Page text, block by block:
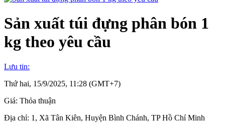
Sản xuất túi đựng phân bón 1
kg theo yêu cầu
Lưu tin:
Thứ hai, 15/9/2025, 11:28 (GMT+7)
Giá: Thỏa thuận
Địa chỉ: 1, Xã Tân Kiên, Huyện Bình Chánh, TP Hồ Chí Minh